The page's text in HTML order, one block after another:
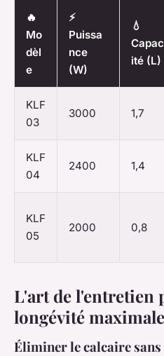
🔥
Mo
dèl
e
⚡
Puissa
nce
(W)
💧
Capac
ité (L)
KLF
03
3000 1,7
KLF
04
2400 1,4
KLF
05
2000 0,8
L'art de l'entretien
longévité maximale
Éliminer le calcaire